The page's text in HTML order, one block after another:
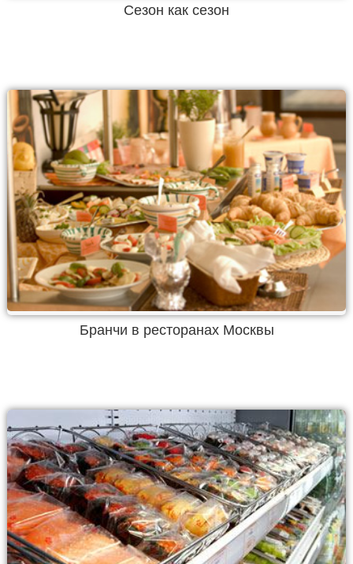
Сезон как сезон
Бранчи в ресторанах Москвы